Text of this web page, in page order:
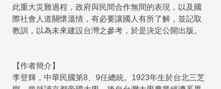
此重大災難過程，政府與民間合作無間的表現，以及國
際社會人道關懷溫情，有必要讓國人有所了解，並記取
教訓，以為未來建設台灣之參考，於是決定公開出版。
【作者簡介】
李登輝，中華民國第8、9任總統。1923年生於台北三芝